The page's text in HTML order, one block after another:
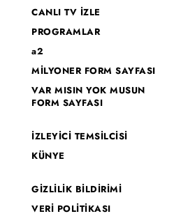
CANLI TV İZLE
PROGRAMLAR
a2
MİLYONER FORM SAYFASI
VAR MISIN YOK MUSUN
FORM SAYFASI
İZLEYİCİ TEMSİLCİSİ
KÜNYE
GİZLİLİK BİLDİRİMİ
VERİ POLİTİKASI